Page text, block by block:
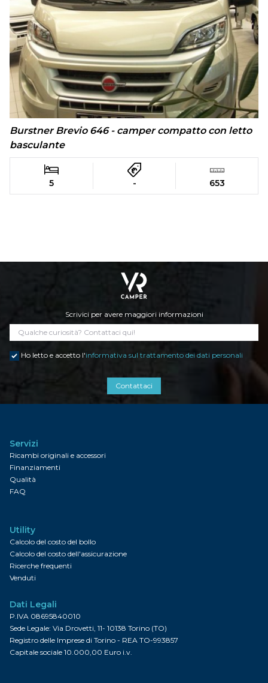
Burstner Brevio 646 - camper compatto con letto
basculante
5 - 653
Scrivici per avere maggiori informazioni
Ho letto e accetto l'informativa sul trattamento dei dati personali
Contattaci
Servizi
Ricambi originali e accessori
Finanziamenti
Qualità
FAQ
Utility
Calcolo del costo del bollo
Calcolo del costo dell'assicurazione
Ricerche frequenti
Venduti
Dati Legali
P.IVA 08695840010
Sede Legale: Via Drovetti, 11- 10138 Torino (TO)
Registro delle Imprese di Torino - REA TO-993857
Capitale sociale 10.000,00 Euro i.v.